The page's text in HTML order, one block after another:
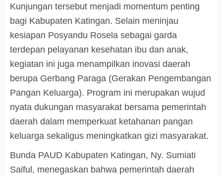
Kunjungan tersebut menjadi momentum penting
bagi Kabupaten Katingan. Selain meninjau
kesiapan Posyandu Rosela sebagai garda
terdepan pelayanan kesehatan ibu dan anak,
kegiatan ini juga menampilkan inovasi daerah
berupa Gerbang Paraga (Gerakan Pengembangan
Pangan Keluarga). Program ini merupakan wujud
nyata dukungan masyarakat bersama pemerintah
daerah dalam memperkuat ketahanan pangan
keluarga sekaligus meningkatkan gizi masyarakat.
Bunda PAUD Kabupaten Katingan, Ny. Sumiati
Saiful, menegaskan bahwa pemerintah daerah